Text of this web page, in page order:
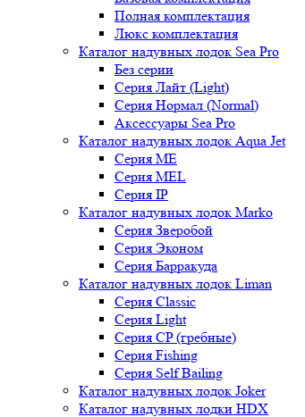
Полная комплектация
Люкс комплектация
Каталог надувных лодок Sea Pro
Без серии
Серия Лайт (Light)
Серия Нормал (Normal)
Аксессуары Sea Pro
Каталог надувных лодок Aqua Jet
Серия ME
Серия MEL
Серия IP
Каталог надувных лодок Marko
Серия Зверобой
Серия Эконом
Серия Барракуда
Каталог надувных лодок Liman
Серия Classic
Серия Light
Серия CP (гребные)
Серия Fishing
Серия Self Bailing
Каталог надувных лодок Joker
Каталог надувных лодки HDX